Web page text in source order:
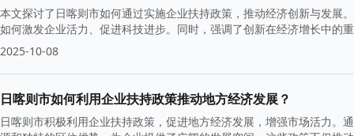
本文探讨了日喀则市如何通过实施企业扶持政策，推动经济创新与发展
如何激发企业活力、促进科技进步。同时，强调了创新在经济增长中的
2025-10-08
日喀则市如何利用企业扶持政策推动地方经济发展？
日喀则市积极利用企业扶持政策，促进地方经济发展，增强市场活力